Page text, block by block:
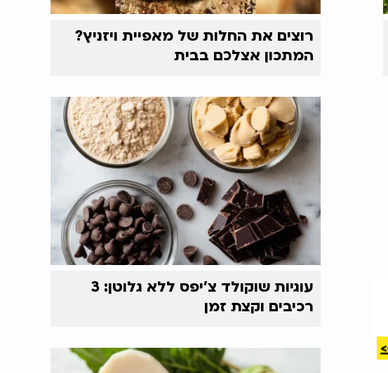
רוצים את החלות של מאפיית ויזניץ?
המתכון אצלכם בבית
עוגיות שוקולד צ'יפס ללא גלוטן: 3
רכיבים וקצת זמן